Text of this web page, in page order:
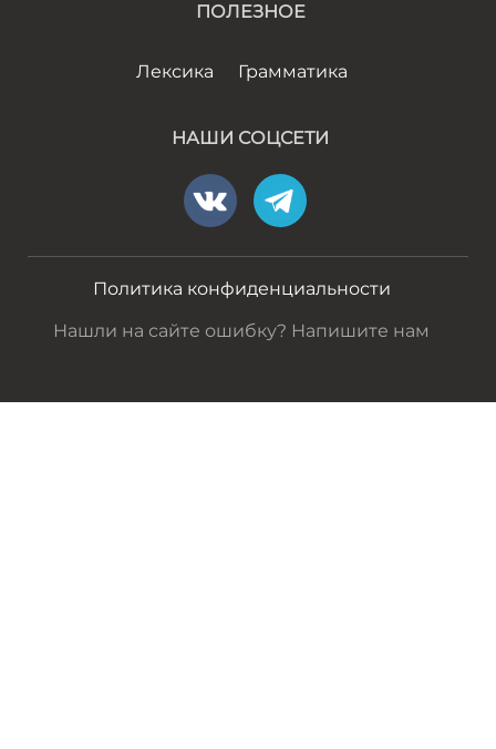
ПОЛЕЗНОЕ
Лексика Грамматика
НАШИ СОЦСЕТИ
Политика конфиденциальности
Нашли на сайте ошибку? Напишите нам